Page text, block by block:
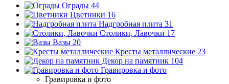
Ограды 44
Цветники 16
Надгробная плита 31
Столики, Лавочки 17
Вазы 20
Кресты металлические 23
Декор на памятник 104
Гравировка и фото
Гравировка и фото